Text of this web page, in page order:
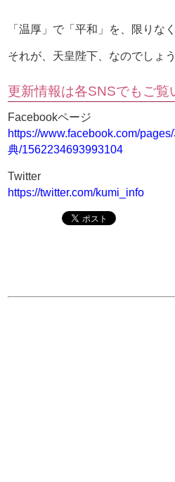
「温厚」で「平和」を、限りな
それが、天皇陛下、なのでしょう
更新情報は各SNSでもご覧
Facebookページ
https://www.facebook.com/
典/1562234693993104
Twitter
https://twitter.com/kumi_info